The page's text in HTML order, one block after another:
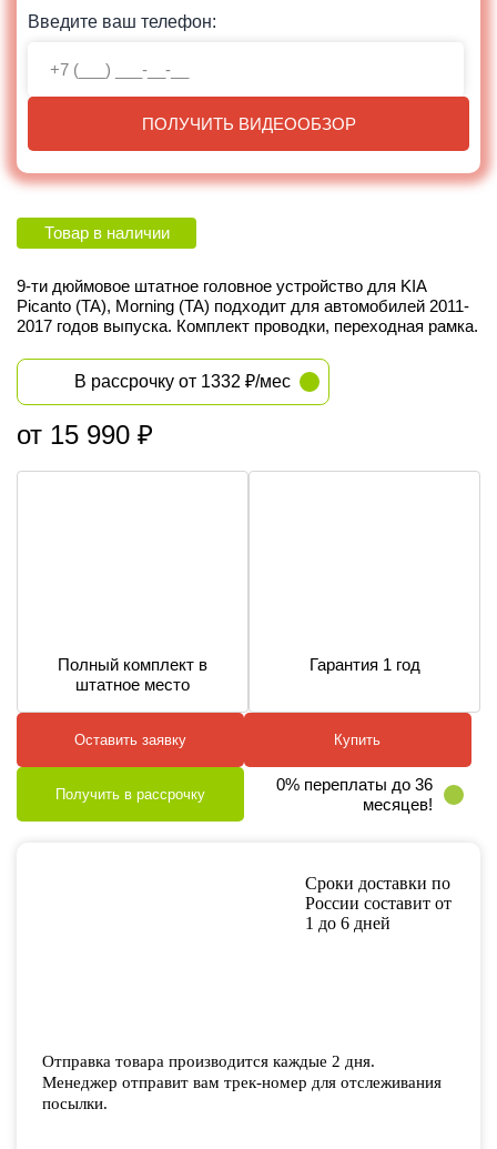
Введите ваш телефон:
ПОЛУЧИТЬ ВИДЕООБЗОР
Товар в наличии
9-ти дюймовое штатное головное устройство для KIA
Picanto (TA), Morning (TA) подходит для автомобилей 2011-
2017 годов выпуска. Комплект проводки, переходная рамка.
В рассрочку от 1332 ₽/мес
от 15 990 ₽
Полный комплект в
штатное место
Гарантия 1 год
Оставить заявку Купить
Получить в рассрочку
0% переплаты до 36
месяцев!
Сроки доставки по
России составит от
1 до 6 дней
Отправка товара производится каждые 2 дня.
Менеджер отправит вам трек-номер для отслеживания
посылки.